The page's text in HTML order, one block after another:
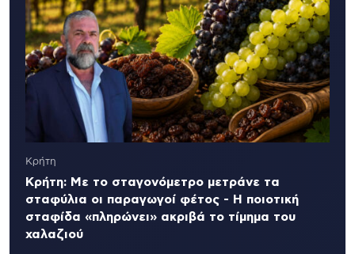
Κρήτη
Κρήτη: Με το σταγονόμετρο μετράνε τα
σταφύλια οι παραγωγοί φέτος - Η ποιοτική
σταφίδα «πληρώνει» ακριβά το τίμημα του
χαλαζιού